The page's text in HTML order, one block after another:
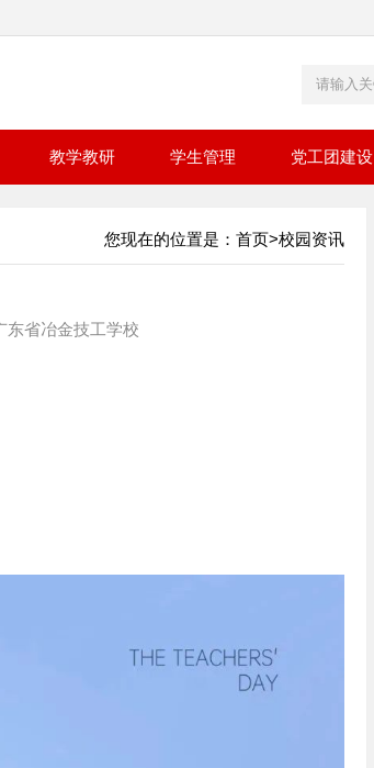
教学教研 学生管理 党工团建设
您现在的位置是： 首页>校园资讯
东省冶金技工学校